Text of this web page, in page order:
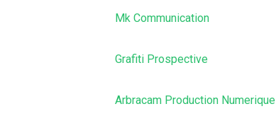
Mk Communication
Grafiti Prospective
Arbracam Production Numerique